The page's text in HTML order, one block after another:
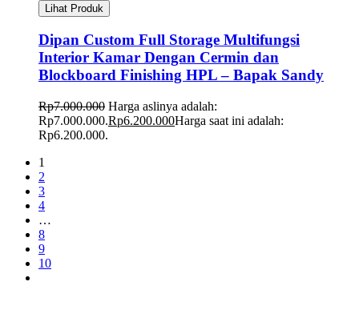
Lihat Produk
Dipan Custom Full Storage Multifungsi
Interior Kamar Dengan Cermin dan
Blockboard Finishing HPL – Bapak Sandy
Rp7.000.000 Harga aslinya adalah:
Rp7.000.000.Rp6.200.000Harga saat ini adalah:
Rp6.200.000.
1
2
3
4
…
8
9
10